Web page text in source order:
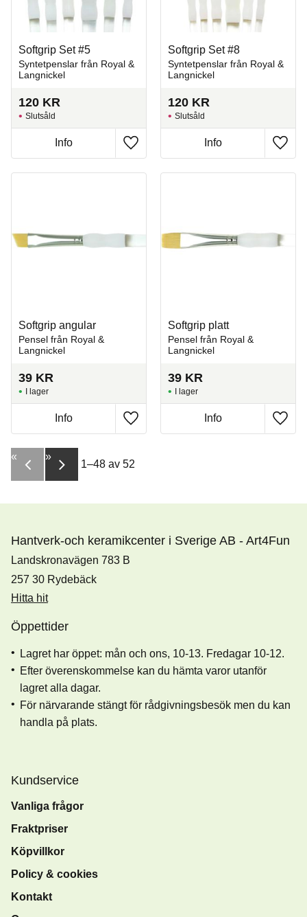
Softgrip Set #5
Syntetpenslar från Royal &
Langnickel
120 KR
Lägg till i favoriter
Slutsåld
Info
Softgrip Set #8
Syntetpenslar från Royal &
Langnickel
120 KR
Lägg
Slutsåld
Info
Softgrip angular
Pensel från Royal &
Langnickel
39 KR
Lägg till i favoriter
I lager
Info
Softgrip platt
Pensel från Royal &
Langnickel
39 KR
Lägg
I lager
Info
1–48 av 52
« »
Hantverk-och keramikcenter i Sverige AB - Art4Fun
Landskronavägen 783 B
257 30 Rydebäck
Hitta hit
Öppettider
Lagret har öppet: mån och ons, 10-13. Fredagar 10-12.
Efter överenskommelse kan du hämta varor utanför
lagret alla dagar.
För närvarande stängt för rådgivningsbesök men du kan
handla på plats.
Kundservice
Vanliga frågor
Fraktpriser
Köpvillkor
Policy & cookies
Kontakt